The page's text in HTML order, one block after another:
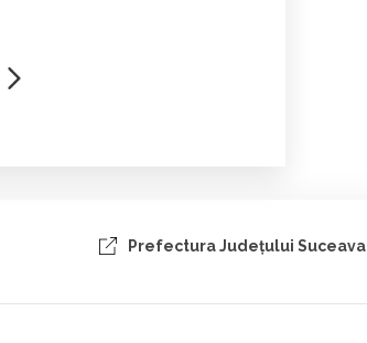
Prefectura Judeţului Suceava